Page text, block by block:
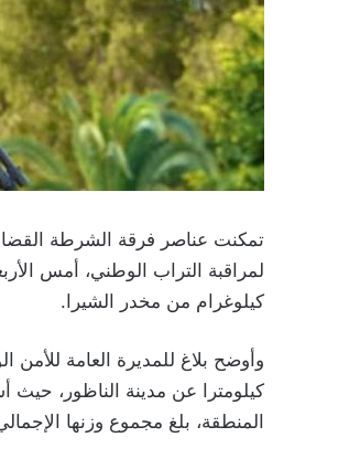
تمكنت عناصر فرقة الشرطة
كيلوغرام من مخدر الشيرا.
المنطقة، بلغ مجموع وزنها الإجمالي خمسة أطنان